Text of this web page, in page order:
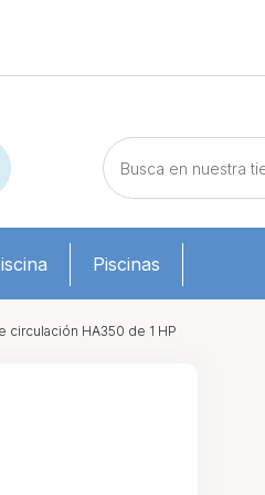
Piscinas
circulación HA350 de 1 HP